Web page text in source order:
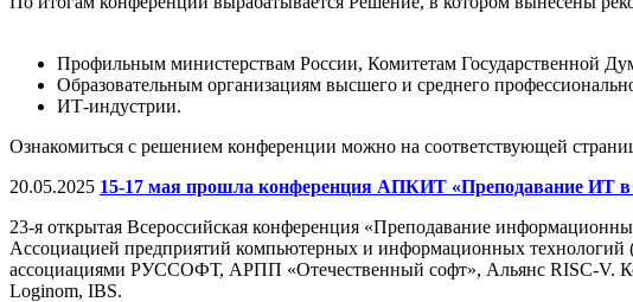
Профильным министерствам России, Комитетам Государственной
Образовательным организациям высшего и среднего
ИТ-индустрии.
Ознакомиться с решением конференции можно на соответствующей
20.05.2025 15-17 мая прошла конференция АПКИТ «Преподавание ИТ
23-я открытая Всероссийская конференция «Преподавание
Ассоциацией предприятий компьютерных и информационных
ассоциациями РУССОФТ, АРПП «Отечественный софт», Альянс RISC-V.
Loginom, IBS.